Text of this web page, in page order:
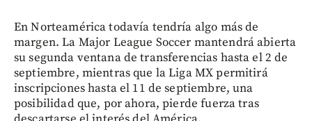
En Norteamérica todavía tendría algo más de
margen. La Major League Soccer mantendrá abierta
su segunda ventana de transferencias hasta el 2 de
septiembre, mientras que la Liga MX permitirá
inscripciones hasta el 11 de septiembre, una
posibilidad que, por ahora, pierde fuerza tras